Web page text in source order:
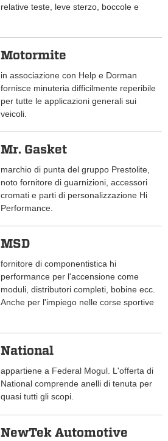
relative teste, leve sterzo, boccole e
Motormite
in associazione con Help e Dorman
fornisce minuteria difficilmente reperibile
per tutte le applicazioni generali sui
veicoli.
Mr. Gasket
marchio di punta del gruppo Prestolite,
noto fornitore di guarnizioni, accessori
cromati e parti di personalizzazione Hi
Performance.
MSD
fornitore di componentistica hi
performance per l'accensione come
moduli, distributori completi, bobine ecc.
Anche per l'impiego nelle corse sportive
National
appartiene a Federal Mogul. L'offerta di
National comprende anelli di tenuta per
quasi tutti gli scopi.
NewTek Automotive